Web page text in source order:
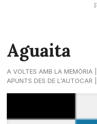
Aguaita
A VOLTES AMB LA MEMÒRIA
APUNTS DES DE L'AUTOCAR